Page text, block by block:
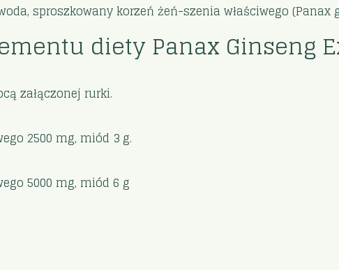
sproszkowany korzeń żeń-szenia właściwego (Panax
diety Panax Ginseng
załączonej rurki.
2500 mg, miód 3 g.
5000 mg, miód 6 g